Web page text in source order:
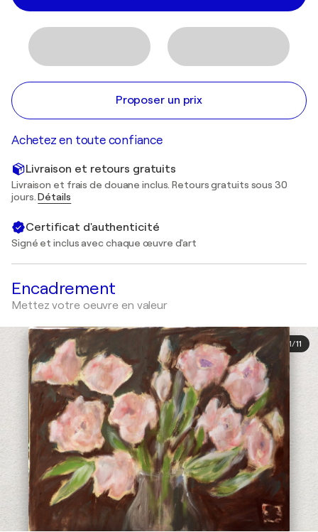
Proposer un prix
Achetez en toute confiance
Livraison et retours gratuits
Livraison et frais de douane inclus. Retours gratuits sous 30
jours.Détails
Certificat d'authenticité
Signé et inclus avec chaque œuvre d'art
Encadrement
Mettez votre oeuvre en valeur
1/11